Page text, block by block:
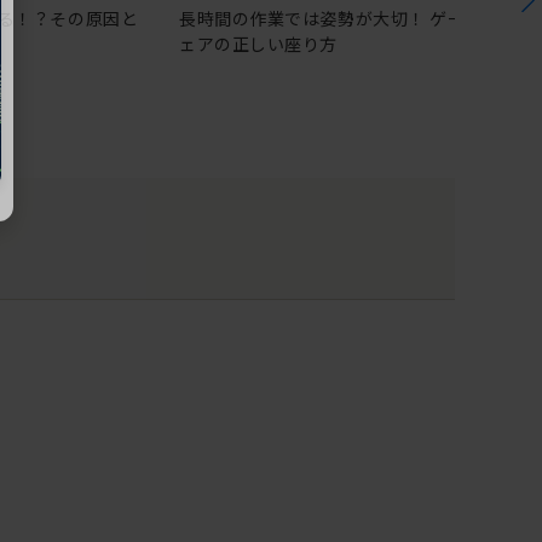
！？その原因と
長時間の作業では姿勢が大切！ ゲーミングチ
ェアの正しい座り方